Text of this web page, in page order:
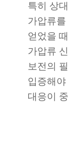
특히 상
가압류
얻었을
가압류
보전의
입증해
대응이